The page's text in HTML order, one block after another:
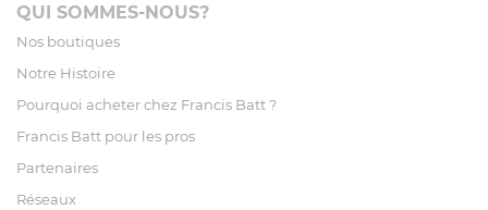
QUI SOMMES-NOUS?
Nos boutiques
Notre Histoire
Pourquoi acheter chez Francis Batt ?
Francis Batt pour les pros
Partenaires
Réseaux